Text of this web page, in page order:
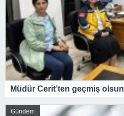
Müdür Cerit’ten geçmiş
Gündem